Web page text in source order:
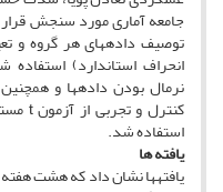
جامعه آماری مورد سنجش قرار
توصیف داده­های هر گروه و
انحراف استاندارد)
نرمال بودن داده­ها و
استفاده شد.
یافته­ ها
یافته­ها نشان داد که هشت